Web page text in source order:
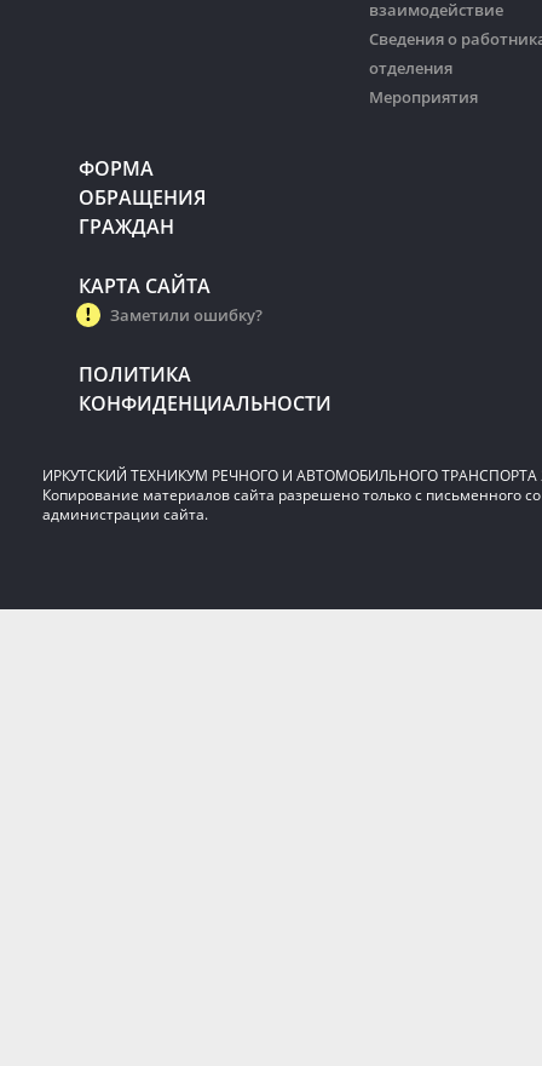
взаимодействие
Сведения о
отделения
Мероприятия
ФОРМА
ОБРАЩЕНИЯ
ГРАЖДАН
КАРТА САЙТА
Заметили ошибку?
ПОЛИТИКА
КОНФИДЕНЦИАЛЬНОСТИ
ИРКУТСКИЙ ТЕХНИКУМ РЕЧНОГО И АВТОМОБИЛЬНОГО ТРАНСПОРТА
Копирование материалов сайта разрешено только с письменного
администрации сайта.